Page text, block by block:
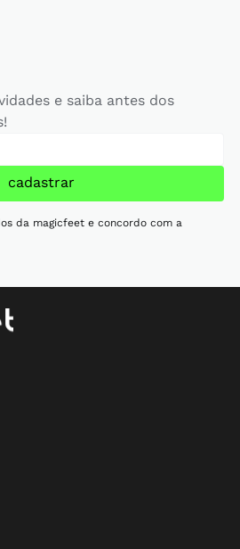
e saiba antes dos
cadastrar
da magicfeet e concordo com a